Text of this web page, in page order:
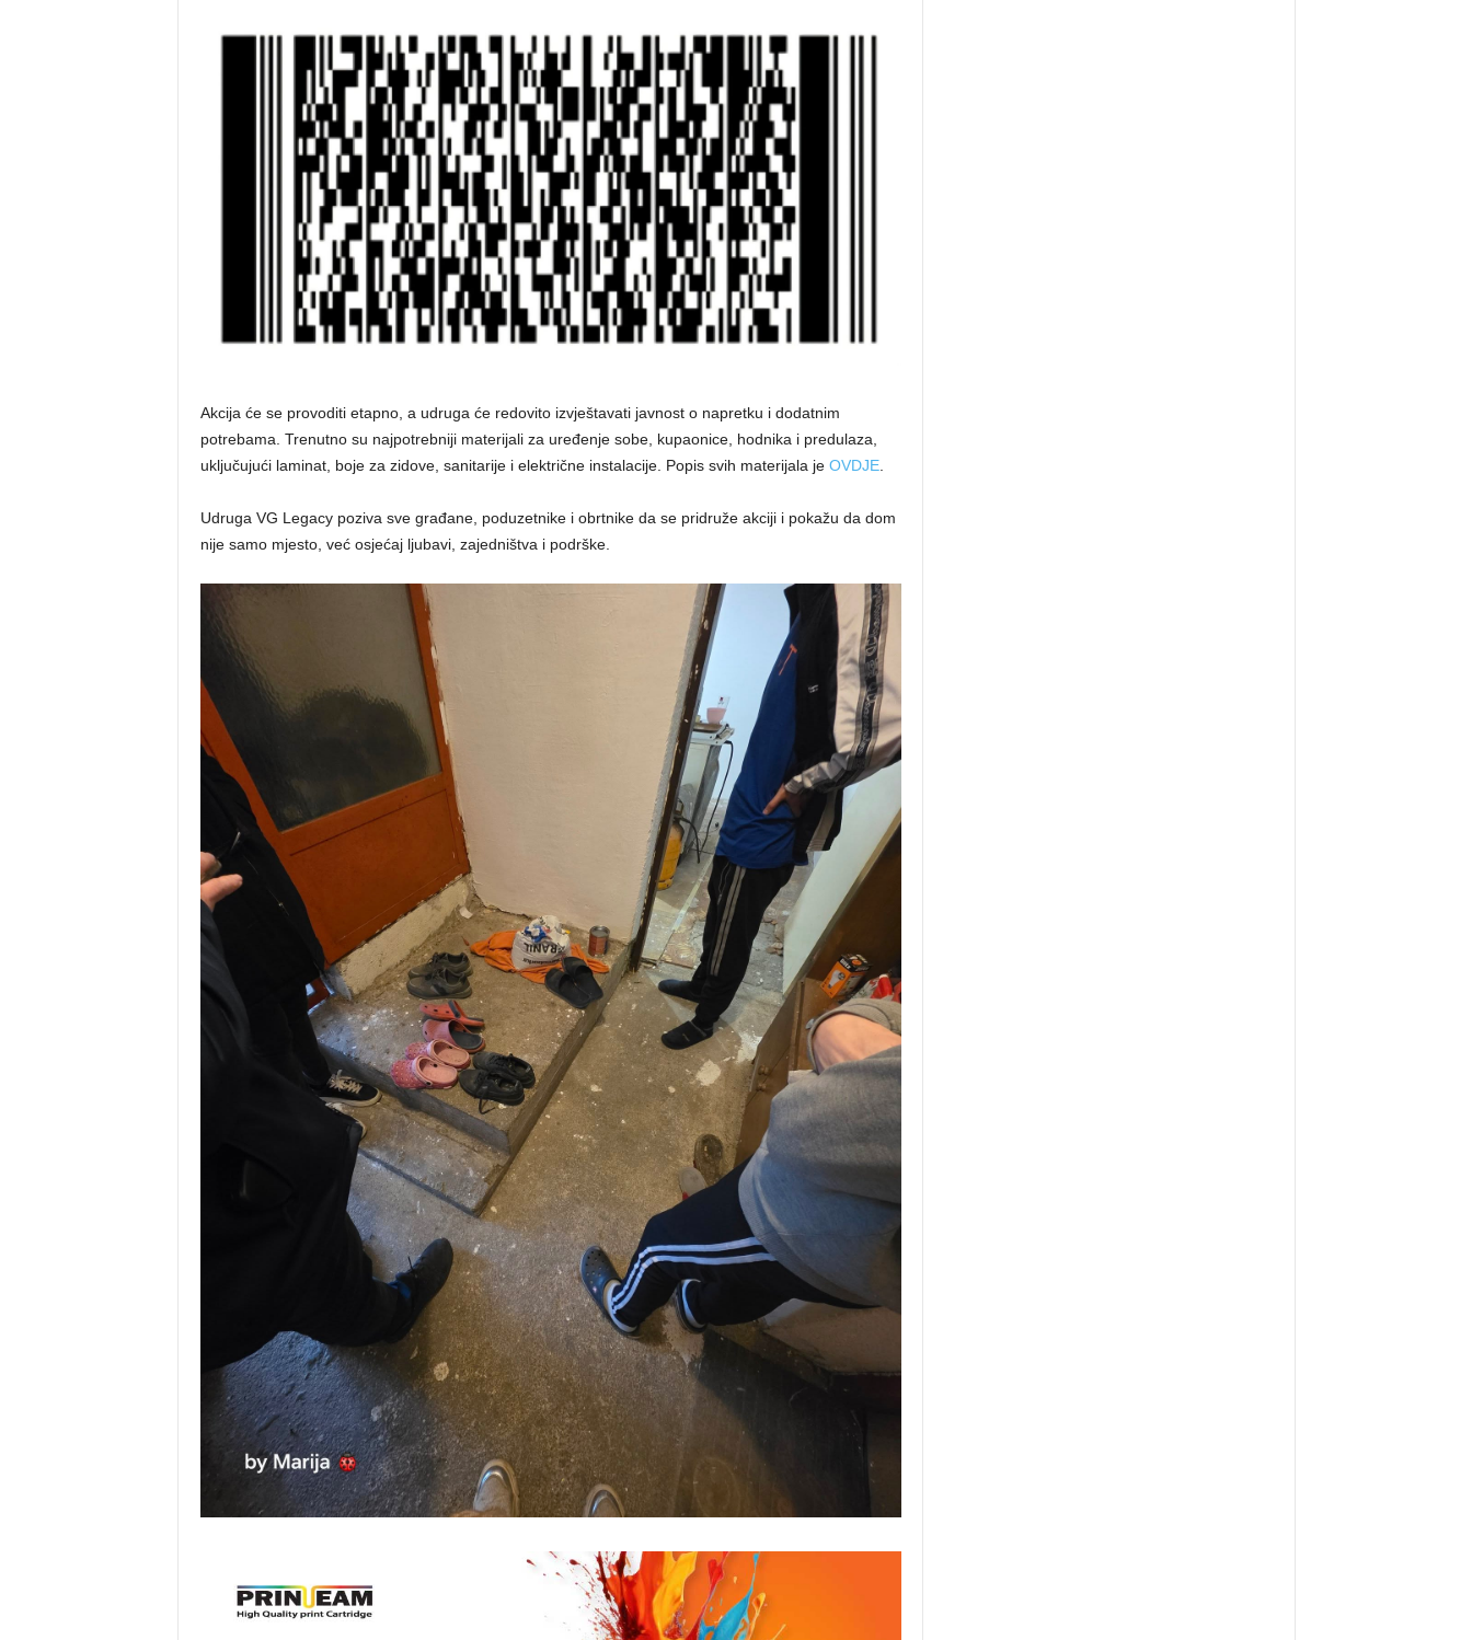
Akcija će se provoditi etapno, a udruga će redovito izvještavati javnost o napretku i dodatnim
potrebama. Trenutno su najpotrebniji materijali za uređenje sobe, kupaonice, hodnika i predulaza,
uključujući laminat, boje za zidove, sanitarije i električne instalacije. Popis svih materijala je OVDJE.
Udruga VG Legacy poziva sve građane, poduzetnike i obrtnike da se pridruže akciji i pokažu da dom
nije samo mjesto, već osjećaj ljubavi, zajedništva i podrške.